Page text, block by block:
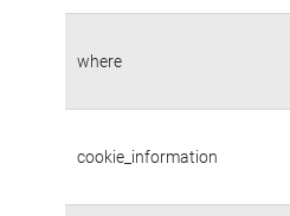
where
cookie_information